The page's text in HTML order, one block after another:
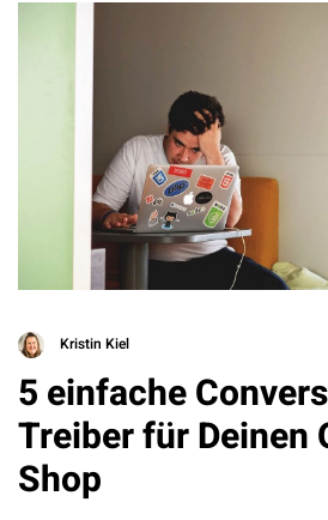
Kristin Kiel
5 einfache
Treiber für Deinen
Shop